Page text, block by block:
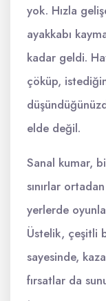
yok. Hızla
ayakkabı
kadar geldi.
çöküp,
elde değil.
Sanal kumar,
sınırlar
yerlerde
Üstelik, çeşitli
sayesinde,
fırsatlar da